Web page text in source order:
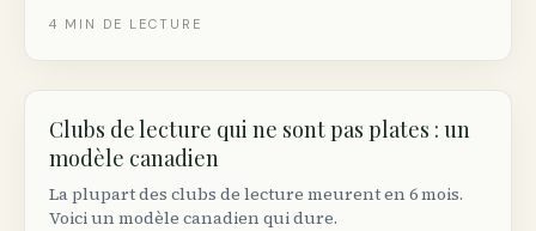
4 MIN DE LECTURE
Clubs de lecture qui ne sont pas plates : un
modèle canadien
La plupart des clubs de lecture meurent en 6 mois.
Voici un modèle canadien qui dure.